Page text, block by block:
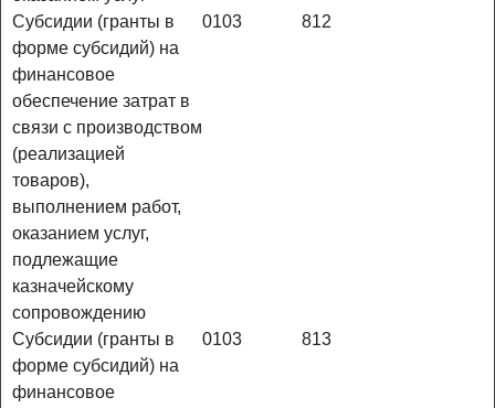
Субсидии (гранты в
форме субсидий) на
финансовое
обеспечение затрат в
связи с производством
(реализацией
товаров),
выполнением работ,
оказанием услуг,
подлежащие
казначейскому
сопровождению
0103 812
Субсидии (гранты в
форме субсидий) на
финансовое
0103 813